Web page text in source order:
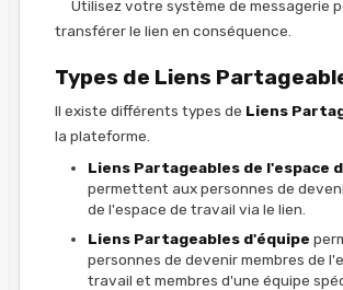
Utilisez votre système de messagerie
transférer le lien en conséquence.
Types de Liens
Il existe différents types de Liens
la plateforme.
Liens Partageables de l'espace
permettent aux personnes de
de l'espace de travail via le lien.
Liens Partageables d'équipe
personnes de devenir membres de
travail et membres d'une équipe